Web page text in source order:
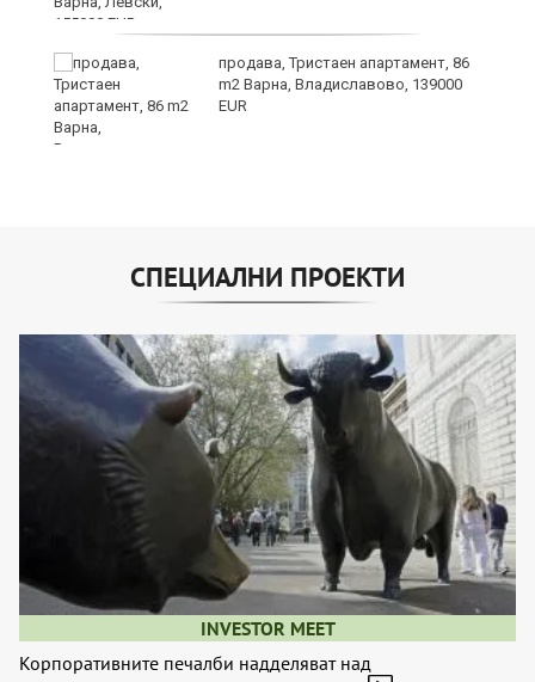
продава, Тристаен апартамент, 86
m2 Варна, Владиславово, 139000
EUR
СПЕЦИАЛНИ ПРОЕКТИ
INVESTOR MEET
Корпоративните печалби надделяват над